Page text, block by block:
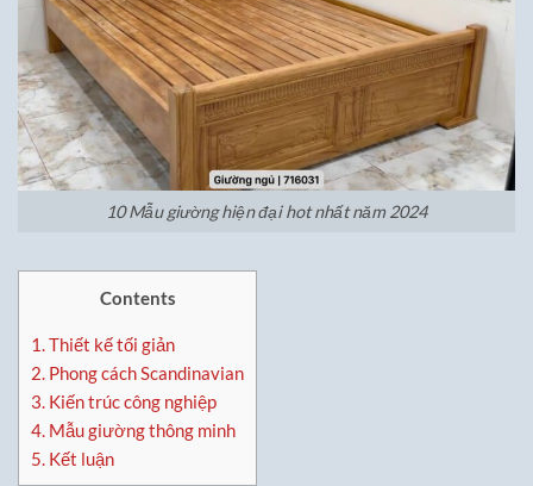
10 Mẫu giường hiện đại hot nhất năm 2024
Contents
1.Thiết kế tối giản
2. Phong cách Scandinavian
3. Kiến trúc công nghiệp
4. Mẫu giường thông minh
5. Kết luận